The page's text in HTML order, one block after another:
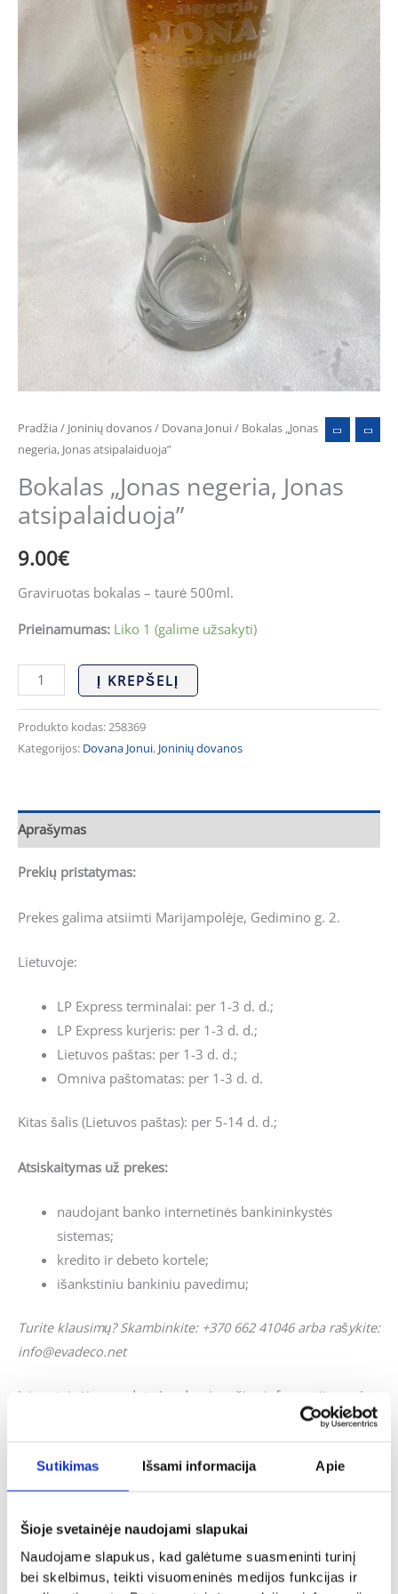
Sutikimas Išsami informacija Apie
Šioje svetainėje naudojami slapukai
Naudojame slapukus, kad galėtume suasmeninti turinį
bei skelbimus, teikti visuomeninės medijos funkcijas ir
Pradžia / Joninių dovanos/ Dovana Jonui/ Bokalas „Jonas
negeria, Jonas atsipalaiduoja”
Bokalas „Jonas negeria, Jonas
atsipalaiduoja”
9.00€
Graviruotas bokalas – taurė 500ml.
Prieinamumas: Liko 1 (galime užsakyti)
Į KREPŠELĮ
Produkto kodas:258369
Kategorijos: Dovana Jonui, Joninių dovanos
Aprašymas
Prekių pristatymas:
Prekes galima atsiimti Marijampolėje, Gedimino g. 2.
Lietuvoje:
LP Express terminalai: per 1-3 d. d.;
LP Express kurjeris: per 1-3 d. d.;
Lietuvos paštas: per 1-3 d. d.;
Omniva paštomatas: per 1-3 d. d.
Kitas šalis (Lietuvos paštas): per 5-14 d. d.;
Atsiskaitymas už prekes:
naudojant banko internetinės bankininkystės
sistemas;
kredito ir debeto kortele;
išankstiniu bankiniu pavedimu;
Turite klausimų? Skambinkite: +370 662 41046 arba rašykite:
info@evadeco.net
Jei svetainėje neradote Jus dominančios informacijos ar Jus
domina individualus užsakymas, galite mums užduoti
klausimus ir mes pasistengsime kuo skubiau į juos atsakyti.
Panašūs produktai